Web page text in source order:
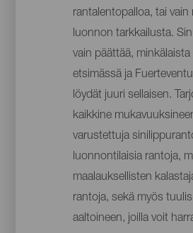
rantalentopalloa, tai vain
luonnon tarkkailusta.
vain päättää, minkälaista
etsimässä ja
löydät juuri sellaisen.
kaikkine
varustettuja
luonnontilaisia rantoja,
maalauksellisten
rantoja, sekä myös
aaltoineen, joilla voit